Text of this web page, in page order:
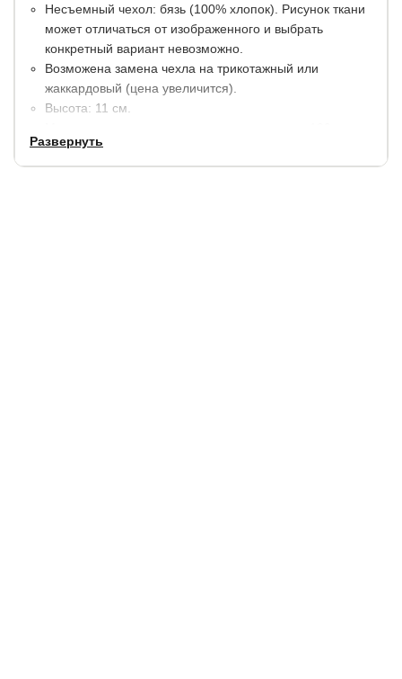
Несъемный чехол: бязь (100% хлопок). Рисунок ткани
может отличаться от изображенного и выбрать
конкретный вариант невозможно.
Возможена замена чехла на трикотажный или
жаккардовый (цена увеличится).
Высота: 11 см.
Развернуть